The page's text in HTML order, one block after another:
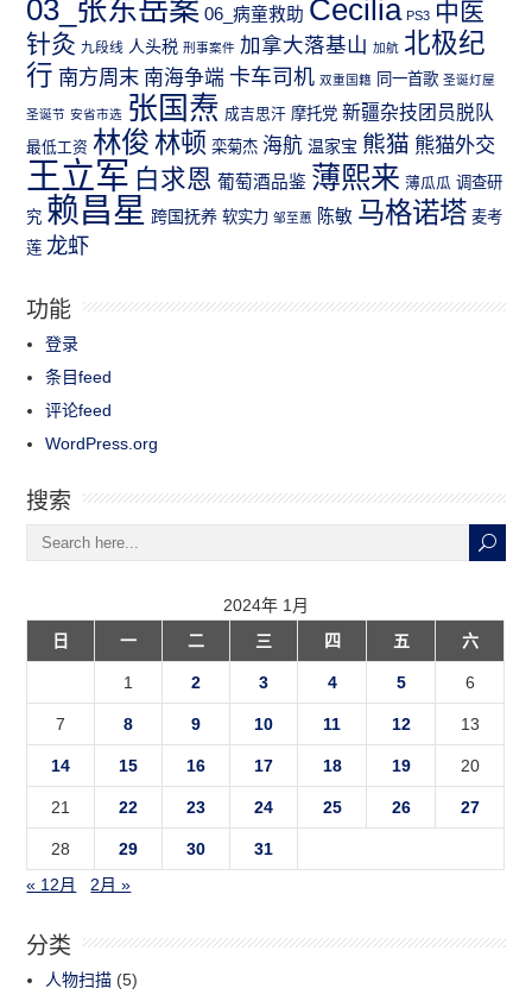
03_张东岳案 06_病童救助 Cecilia PS3 中医
针灸 九段线 人头税 刑事案件 加拿大落基山 加航 北极纪
行 南方周末 南海争端 卡车司机 双重国籍 同一首歌 圣诞灯屋
圣诞节 安省市选 张国焘 成吉思汗 摩托党 新疆杂技团员脱队
最低工资 林俊 林顿 栾菊杰 海航 温家宝 熊猫 熊猫外交
王立军 白求恩 葡萄酒品鉴 薄熙来 薄瓜瓜 调查研
究 赖昌星 跨国抚养 软实力 邹至蕙 陈敏 马格诺塔 麦考
莲 龙虾
功能
登录
条目feed
评论feed
WordPress.org
搜索
2024年 1月
日
一 二 三 四 五 六
1 2 3 4 5 6
7 8 9 10 11 12 13
14 15 16 17 18 19 20
21 22 23 24 25 26 27
28 29 30
31
« 12月
2月 »
分类
人物扫描 (5)